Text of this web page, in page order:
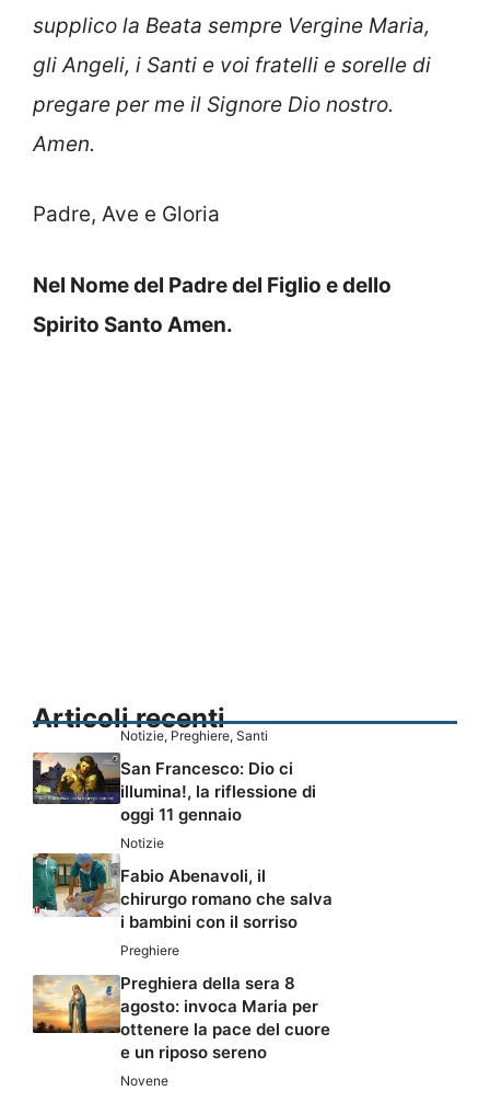
supplico la Beata sempre Vergine Maria,
gli Angeli, i Santi e voi fratelli e sorelle di
pregare per me il Signore Dio nostro.
Amen.
Padre, Ave e Gloria
Nel Nome del Padre del Figlio e dello
Spirito Santo Amen.
Articoli recenti
Notizie, Preghiere, Santi
San Francesco: Dio ci
illumina!, la riflessione di
oggi 11 gennaio
Notizie
Fabio Abenavoli, il
chirurgo romano che salva
i bambini con il sorriso
Preghiere
Preghiera della sera 8
agosto: invoca Maria per
ottenere la pace del cuore
e un riposo sereno
Novene